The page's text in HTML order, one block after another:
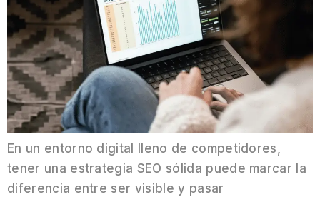
En un entorno digital lleno de competidores,
tener una estrategia SEO sólida puede marcar la
diferencia entre ser visible y pasar